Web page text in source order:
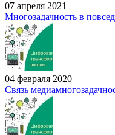
07 апреля 2021
Многозадачность в
04 февраля 2020
Связь